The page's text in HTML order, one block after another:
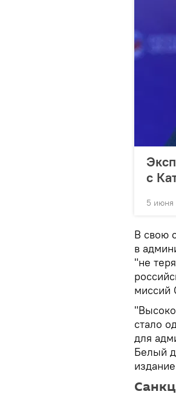
с
5 июня
В свою
в
"не
стало
для
Белый